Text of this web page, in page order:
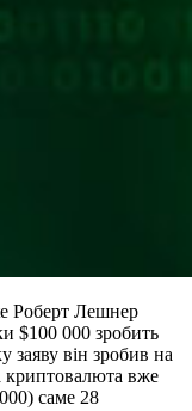
Роберт Лешнер
$100 000 зробить
заяву він зробив на
криптовалюта вже
саме 28